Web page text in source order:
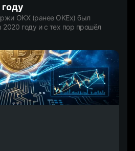
OKX (ранее OKEx) был
году и с тех пор прошёл